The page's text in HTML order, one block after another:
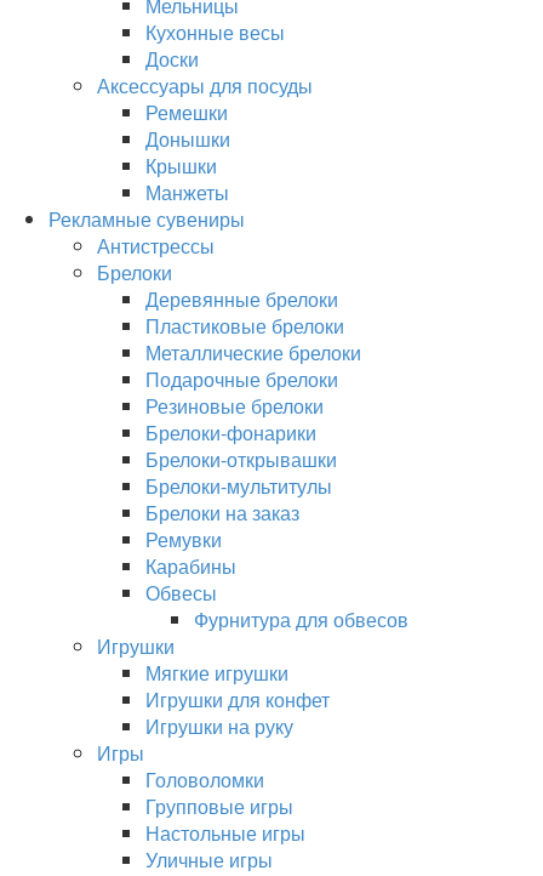
Кухонные весы
Доски
Аксессуары для посуды
Ремешки
Донышки
Крышки
Манжеты
Рекламные сувениры
Антистрессы
Брелоки
Деревянные брелоки
Пластиковые брелоки
Металлические брелоки
Подарочные брелоки
Резиновые брелоки
Брелоки-фонарики
Брелоки-открывашки
Брелоки-мультитулы
Брелоки на заказ
Ремувки
Карабины
Обвесы
Фурнитура для обвесов
Игрушки
Мягкие игрушки
Игрушки для конфет
Игрушки на руку
Игры
Головоломки
Групповые игры
Настольные игры
Уличные игры